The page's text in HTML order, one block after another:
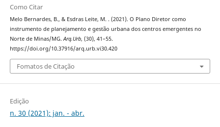
Como Citar
Melo Bernardes, B., & Esdras Leite, M. . (2021). O Plano Diretor como
instrumento de planejamento e gestão urbana dos centros emergentes no
Norte de Minas/MG.Arq.Urb, (30), 41–55.
https://doi.org/10.37916/arq.urb.vi30.420
Fomatos de Citação
Edição
n. 30 (2021): jan. - abr.